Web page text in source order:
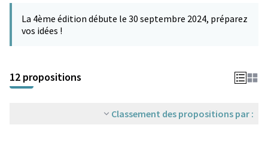
La 4ème édition débute le 30 septembre 2024, préparez
vos idées !
12 propositions
Classement des propositions par :